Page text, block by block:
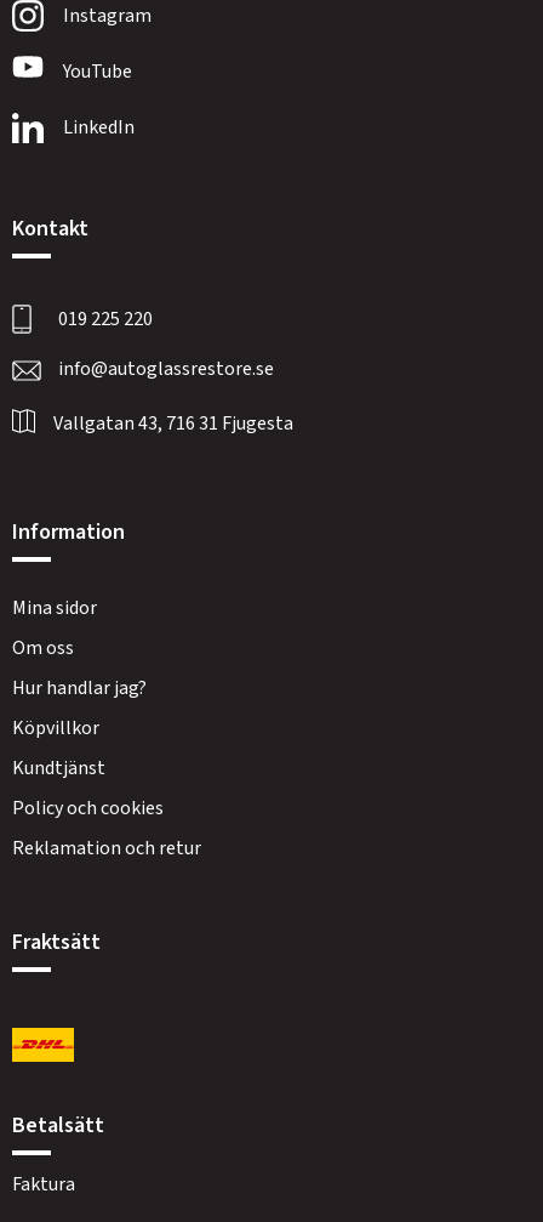
Instagram
YouTube
LinkedIn
Kontakt
019 225 220
info@autoglassrestore.se
Vallgatan 43, 716 31 Fjugesta
Information
Mina sidor
Om oss
Hur handlar jag?
Köpvillkor
Kundtjänst
Policy och cookies
Reklamation och retur
Fraktsätt
Betalsätt
Faktura